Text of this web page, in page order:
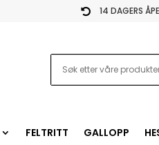
 14 DAGERS
FELTRITT GALLOPP